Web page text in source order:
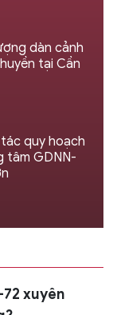
dàn cảnh
tại Cần
quy hoạch
tâm GDNN-
xuyên